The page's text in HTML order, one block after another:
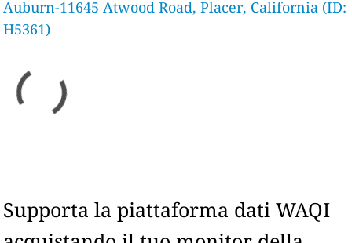
Auburn-11645 Atwood Road, Placer, California (ID:
H5361)
Supporta la piattaforma dati WAQI